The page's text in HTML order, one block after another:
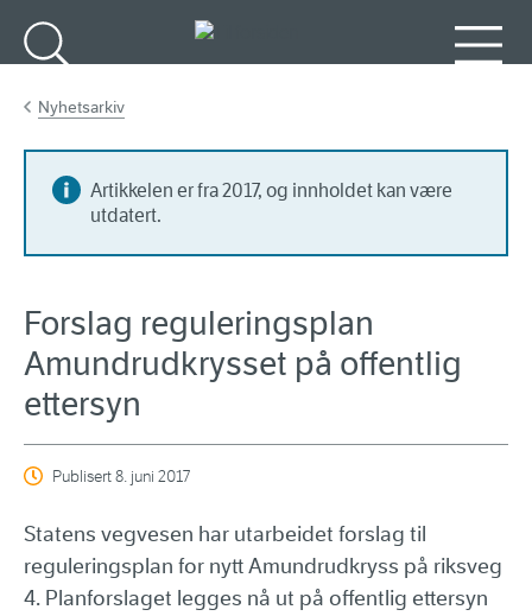
Nyhetsarkiv
Artikkelen er fra 2017, og innholdet kan være
utdatert.
Forslag reguleringsplan
Amundrudkrysset på offentlig
ettersyn
Publisert8. juni 2017
Statens vegvesen har utarbeidet forslag til
reguleringsplan for nytt Amundrudkryss på riksveg
4. Planforslaget legges nå ut på offentlig ettersyn